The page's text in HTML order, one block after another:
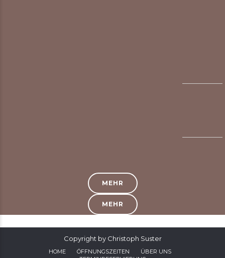
MEHR
MEHR
Copyright by Christoph Suster
HOME ÖFFNUNGSZEITEN
ÜBER UNS